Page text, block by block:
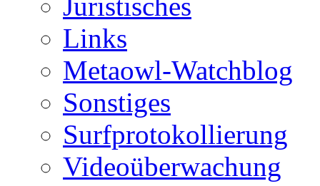
Links
Metaowl-Watchblog
Sonstiges
Surfprotokollierung
Videoüberwachung